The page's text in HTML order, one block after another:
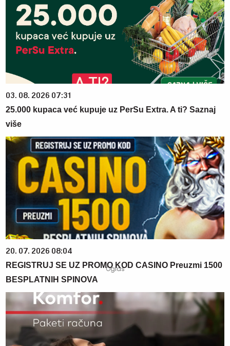
03. 08. 2026 07:31
25.000 kupaca već kupuje uz PerSu Extra. A ti? Saznaj
više
20. 07. 2026 08:04
REGISTRUJ SE UZ PROMO KOD CASINO Preuzmi 1500
BESPLATNIH SPINOVA